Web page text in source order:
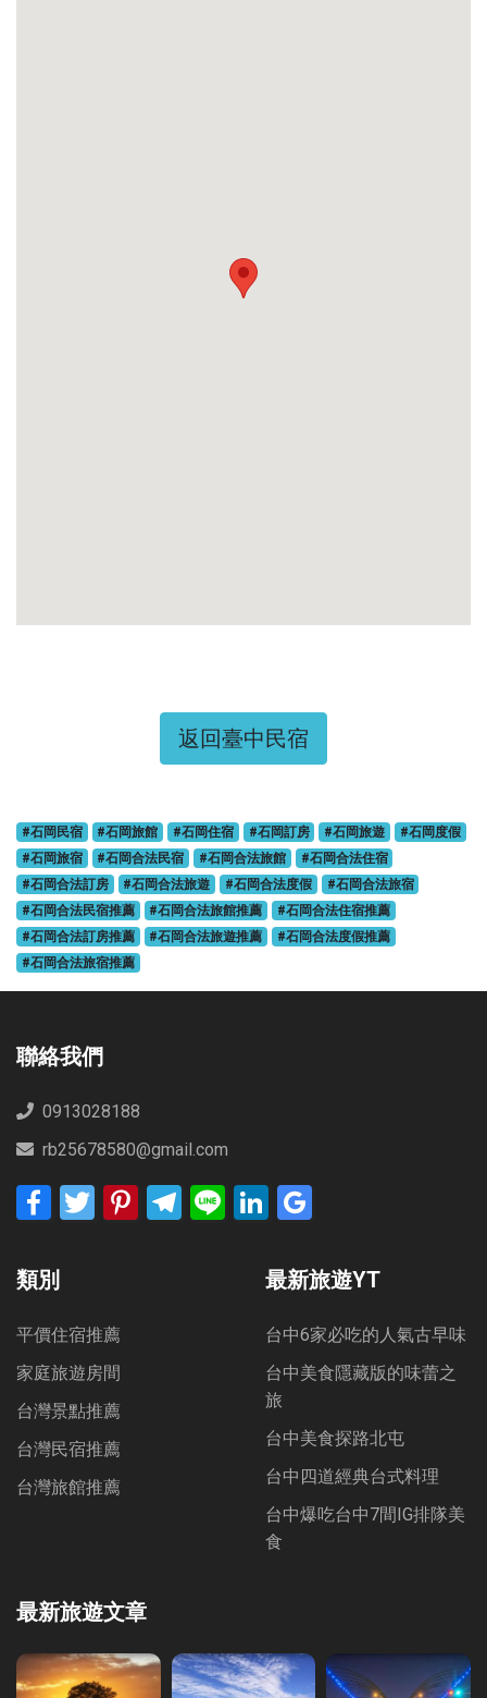
返回臺中民宿
#石岡民宿 #石岡旅館 #石岡住宿 #石岡訂房 #石岡旅遊
#石岡度假
#石岡旅宿
#石岡合法民宿 #石岡合法旅館
#石岡合法住宿
#石岡合法訂房
#石岡合法旅遊 #石岡合法度假
#石岡合法旅宿
#石岡合法民宿推薦
#石岡合法旅館推薦
#石岡合法住宿推薦
#石岡合法訂房推薦
#石岡合法旅遊推薦
#石岡合法度假推薦
#石岡合法旅宿推薦
聯絡我們
0913028188
rb25678580@gmail.com
FacebookTwitter PinterestTelegram
Line LinkedIn
類別
平價住宿推薦
家庭旅遊房間
台灣景點推薦
台灣民宿推薦
台灣旅館推薦
最新旅遊文章
最新旅遊YT
台中6家必吃的人氣古早味
台中美食隱藏版的味蕾之
旅
台中美食探路北屯
台中四道經典台式料理
台中爆吃台中7間IG排隊美
食